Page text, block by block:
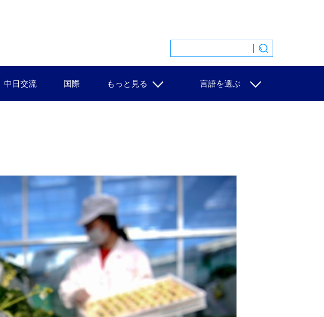
中日交流 国際 もっと見る 言語を選ぶ
日本語
한국어
Deutsch
Português